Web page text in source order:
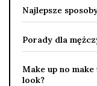
Najlepsze
Porady dla
Make up no
look?